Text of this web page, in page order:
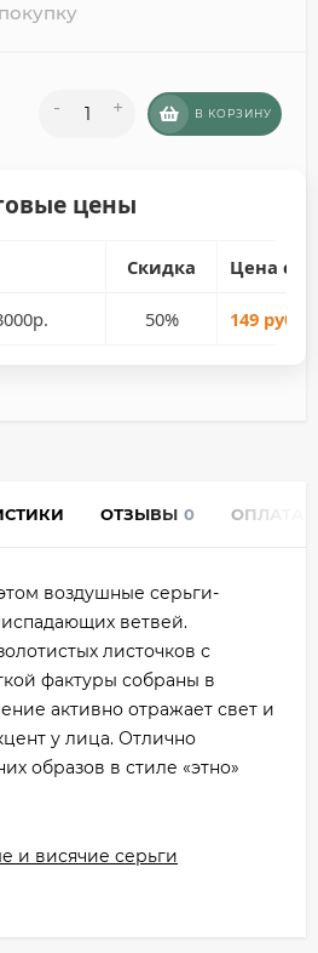
- + В КОРЗИНУ
цены
Скидка Цена со
50% 149 руб.
ОТЗЫВЫ 0 ОПЛАТА
воздушные серьги-
ветвей.
листочков с
фактуры собраны в
активно отражает свет и
у лица. Отлично
образов в стиле «этно»
и висячие серьги